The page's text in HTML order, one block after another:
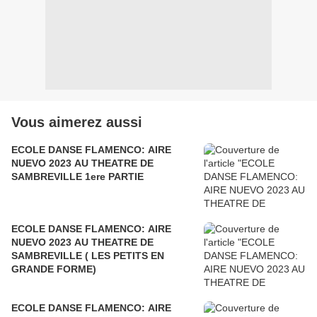
Vous aimerez aussi
ECOLE DANSE FLAMENCO: AIRE
NUEVO 2023 AU THEATRE DE
SAMBREVILLE 1ere PARTIE
ECOLE DANSE FLAMENCO: AIRE
NUEVO 2023 AU THEATRE DE
SAMBREVILLE ( LES PETITS EN
GRANDE FORME)
ECOLE DANSE FLAMENCO: AIRE